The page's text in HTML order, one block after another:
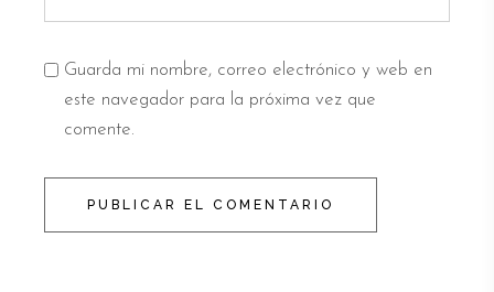
Guarda mi nombre, correo electrónico y web en
este navegador para la próxima vez que
comente.
PUBLICAR EL COMENTARIO